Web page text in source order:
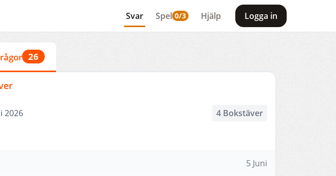
Svar Spel 0/3 Hjälp Logga in
26
2026 4 Bokstäver
5 Juni